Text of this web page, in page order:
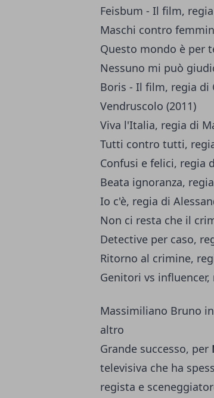
Feisbum - Il film,
Maschi contro
Questo mondo è per
Nessuno mi può
Boris - Il film, regia di
Vendruscolo (2011)
Viva l'Italia, regia di
Tutti contro tutti, regia
Confusi e felici, regia
Beata ignoranza,
Io c'è, regia di
Non ci resta che il
Detective per caso,
Ritorno al crimine,
Genitori vs influencer,
Massimiliano Bruno
altro
Grande successo, per
televisiva che ha
regista e